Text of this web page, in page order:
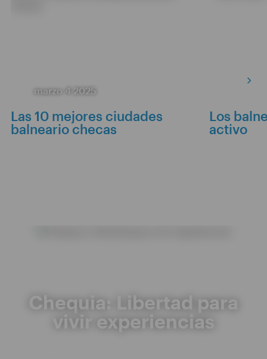
marzo 4 2025
Las 10 mejores ciudades
balneario checas
Los
activo
Chequia: Libertad para
vivir experiencias